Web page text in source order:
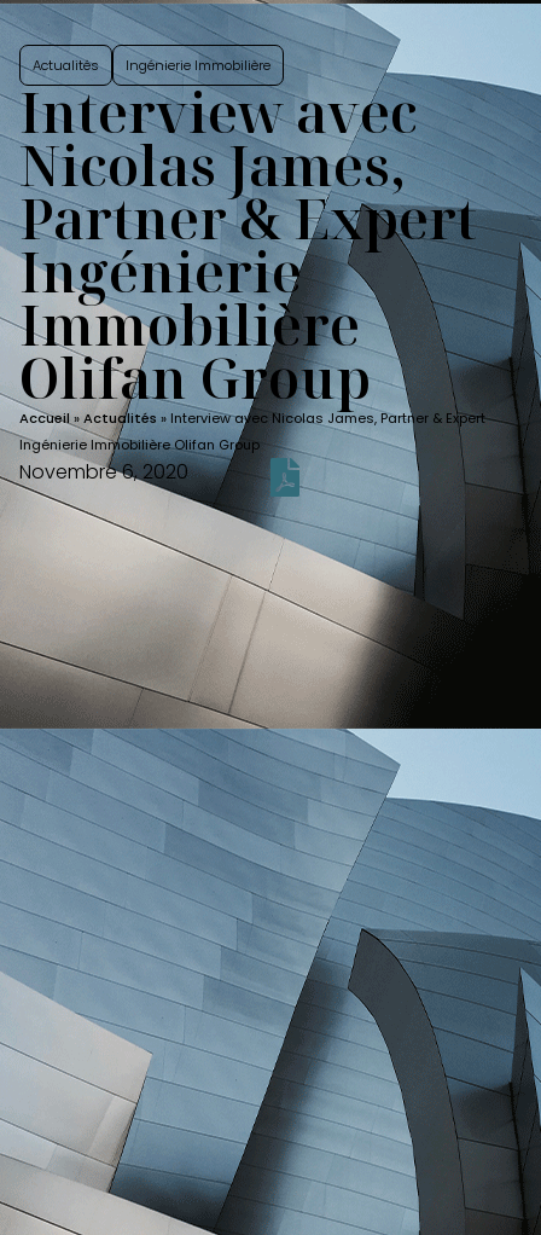
Actualités Ingénierie Immobilière
Interview avec
Nicolas James,
Partner & Expert
Ingénierie
Immobilière
Olifan Group
Accueil»Actualités » Interview avec Nicolas James, Partner & Expert
Ingénierie Immobilière Olifan Group
Novembre 6, 2020